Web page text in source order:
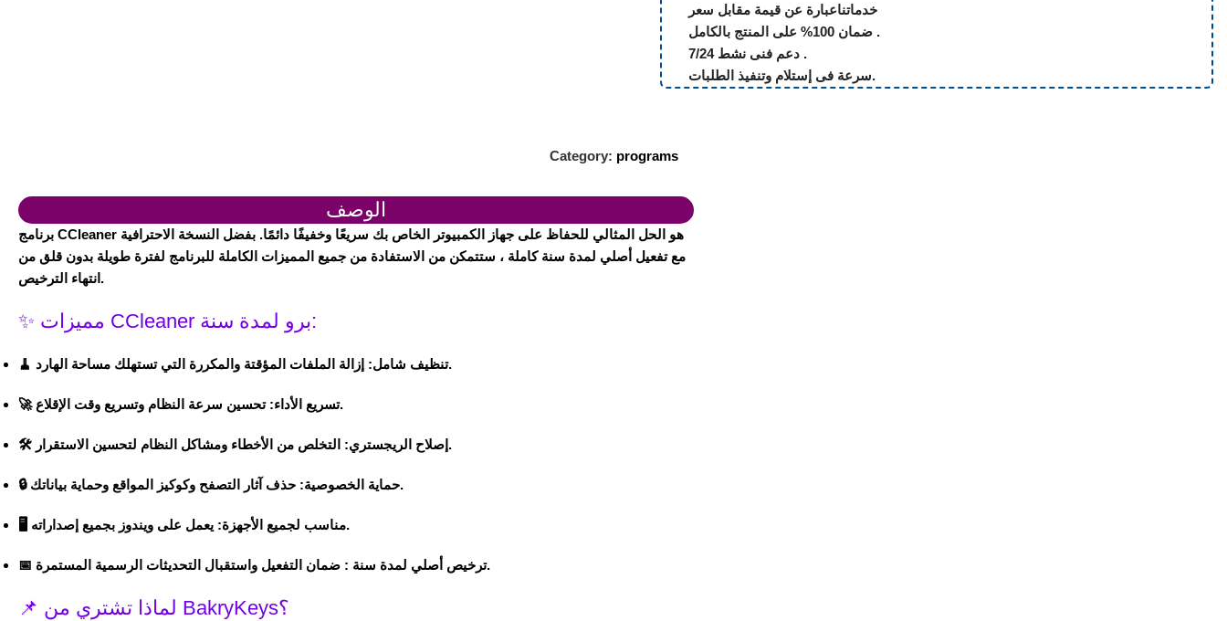
خدماتناعبارة عن قيمة مقابل سعر
ضمان 100% على المنتج بالكامل .
دعم فنى نشط 7/24 .
سرعة فى إستلام وتنفيذ الطلبات.
Category: programs
الوصف
CCleaner
معتفعيل أصلي لمدة سنة كاملة ، ستتمكن من الاستفادة من جميع المميزات الكاملة للبرنامج لفترة طويلة بدون قلق من
انتهاء الترخيص.
✨ مميزات CCleaner برو لمدة سنة:
🧹 تنظيف شامل:إزالة الملفات المؤقتة والمكررة التي تستهلك مساحة الهارد.
🚀 تسريع الأداء:تحسين سرعة النظام وتسريع وقت الإقلاع.
🛠️ إصلاح الريجستري: التخلص من الأخطاء ومشاكل النظام لتحسين الاستقرار.
🔒 حماية الخصوصية:حذف آثار التصفح وكوكيز المواقع وحماية بياناتك.
🖥️ مناسب لجميع الأجهزة:يعمل على ويندوز بجميع إصداراته.
📅 ترخيص أصلي لمدة سنة :ضمان التفعيل واستقبال التحديثات الرسمية المستمرة.
📌 لماذا تشتري من BakryKeys؟